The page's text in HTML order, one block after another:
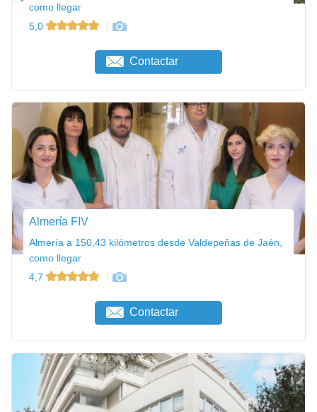
como llegar
5,0
Contactar
Almería FIV
Almería a 150,43 kilómetros desde Valdepeñas de Jaén,
como llegar
4,7
Contactar